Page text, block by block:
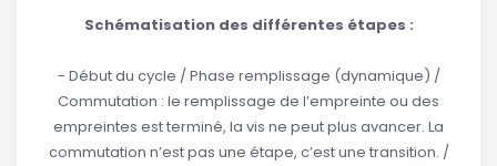
Schématisation des différentes étapes :
- Début du cycle / Phase remplissage (dynamique) /
Commutation : le remplissage de l’empreinte ou des
empreintes est terminé, la vis ne peut plus avancer. La
commutation n’est pas une étape, c’est une transition. /